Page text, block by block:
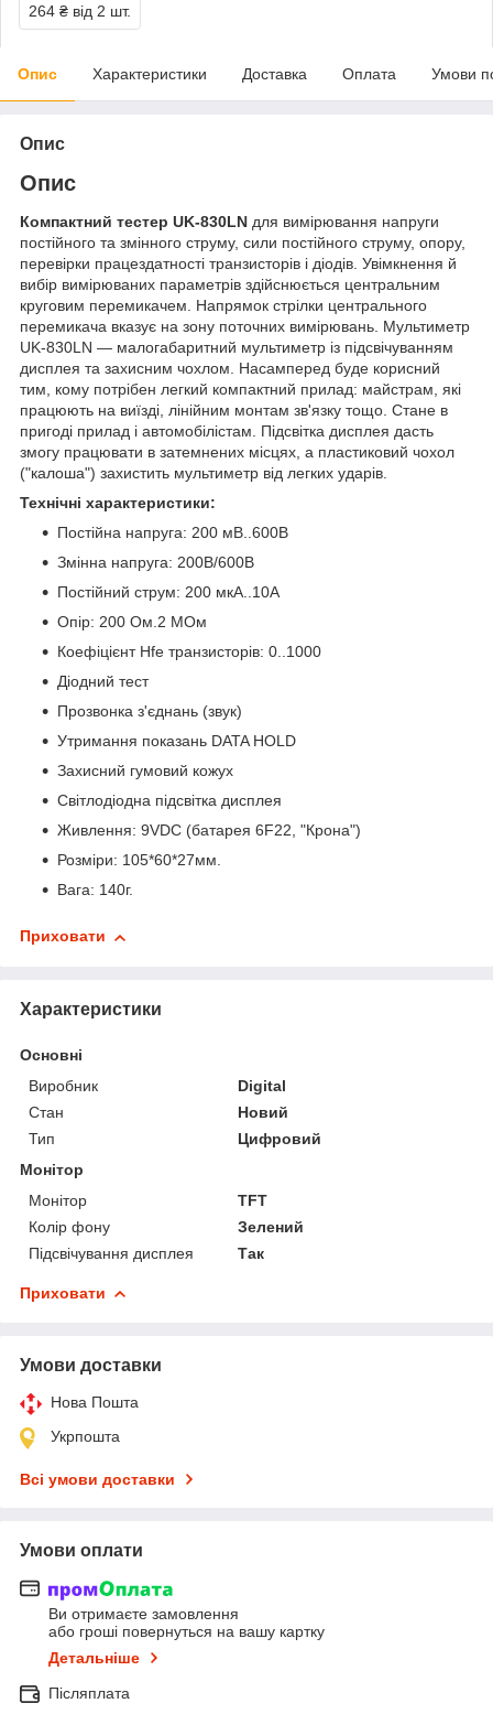
264 ₴ від 2 шт.
Опис Характеристики Доставка Оплата Умови
Опис
Опис
Компактний тестер UK-830LN для вимірювання напруги
постійного та змінного струму, сили постійного струму, опору,
перевірки працездатності транзисторів і діодів. Увімкнення й
вибір вимірюваних параметрів здійснюється центральним
круговим перемикачем. Напрямок стрілки центрального
перемикача вказує на зону поточних вимірювань. Мультиметр
UK-830LN — малогабаритний мультиметр із підсвічуванням
дисплея та захисним чохлом. Насамперед буде корисний
тим, кому потрібен легкий компактний прилад: майстрам, які
працюють на виїзді, лінійним монтам зв'язку тощо. Стане в
пригоді прилад і автомобілістам. Підсвітка дисплея дасть
змогу працювати в затемнених місцях, а пластиковий чохол
("калоша") захистить мультиметр від легких ударів.
Технічні характеристики:
Постійна напруга: 200 мВ..600В
Змінна напруга: 200В/600В
Постійний струм: 200 мкА..10А
Опір: 200 Ом.2 МОм
Коефіцієнт Hfe транзисторів: 0..1000
Діодний тест
Прозвонка з'єднань (звук)
Утримання показань DATA HOLD
Захисний гумовий кожух
Світлодіодна підсвітка дисплея
Живлення: 9VDC (батарея 6F22, "Крона")
Розміри: 105*60*27мм.
Вага: 140г.
Приховати
Характеристики
Основні
Виробник
Digital
Стан
Новий
Тип
Цифровий
Монітор
Монітор
TFT
Колір фону
Зелений
Підсвічування дисплея
Так
Приховати
Умови доставки
Нова Пошта
Укрпошта
Всі умови доставки
Умови оплати
Ви отримаєте замовлення
або гроші повернуться на вашу картку
Детальніше
Післяплата